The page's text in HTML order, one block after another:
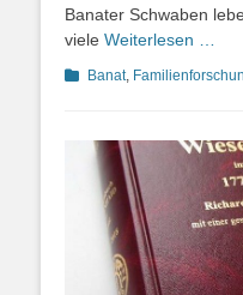
Banater Schwaben
viele Weiterlesen …
Kategorien
Banat,